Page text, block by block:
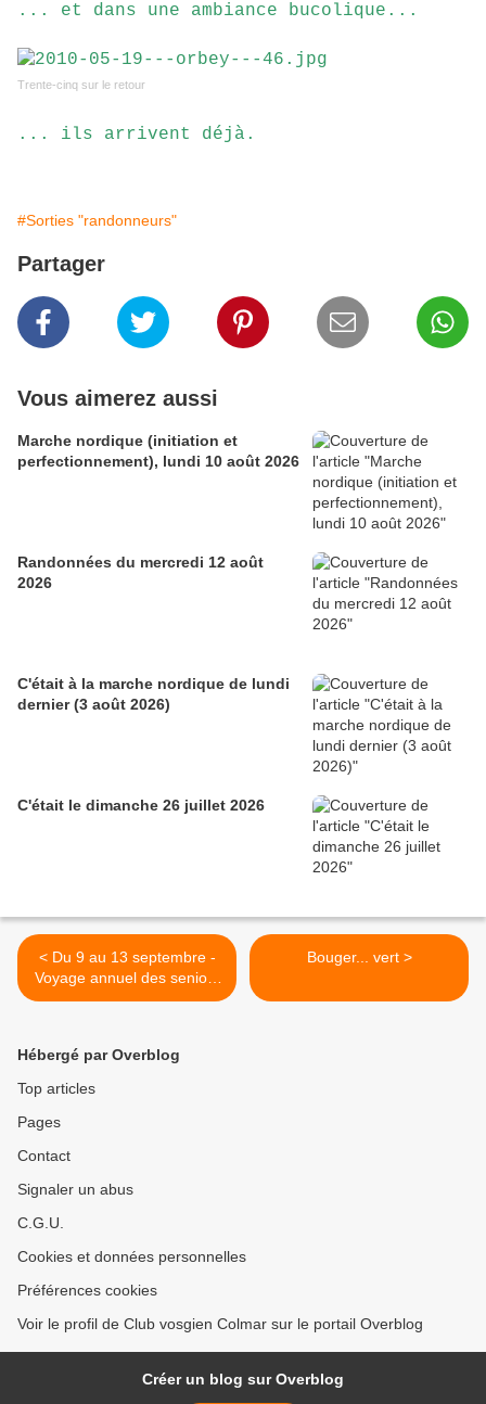
... et dans une ambiance bucolique...
Trente-cinq sur le retour
... ils arrivent déjà.
#Sorties "randonneurs"
Partager
Vous aimerez aussi
Marche nordique (initiation et
perfectionnement), lundi 10 août 2026
Randonnées du mercredi 12 août
2026
C'était à la marche nordique de lundi
dernier (3 août 2026)
C'était le dimanche 26 juillet 2026
< Du 9 au 13 septembre -
Voyage annuel des seniors
en Forêt-Noire à Altensteig
Bouger... vert >
Hébergé par Overblog
Top articles
Pages
Contact
Signaler un abus
C.G.U.
Cookies et données personnelles
Préférences cookies
Voir le profil de Club vosgien Colmar sur le portail Overblog
Créer un blog sur Overblog